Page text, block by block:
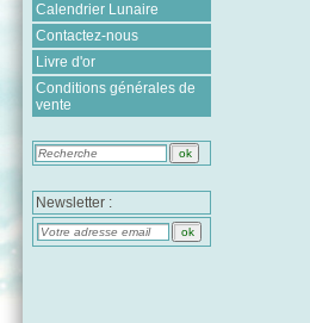
Calendrier Lunaire
Contactez-nous
Livre d'or
Conditions générales de
vente
Newsletter :